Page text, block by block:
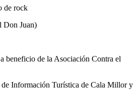
de rock
Don Juan)
beneficio de la Asociación Contra el
Información Turística de Cala Millor y